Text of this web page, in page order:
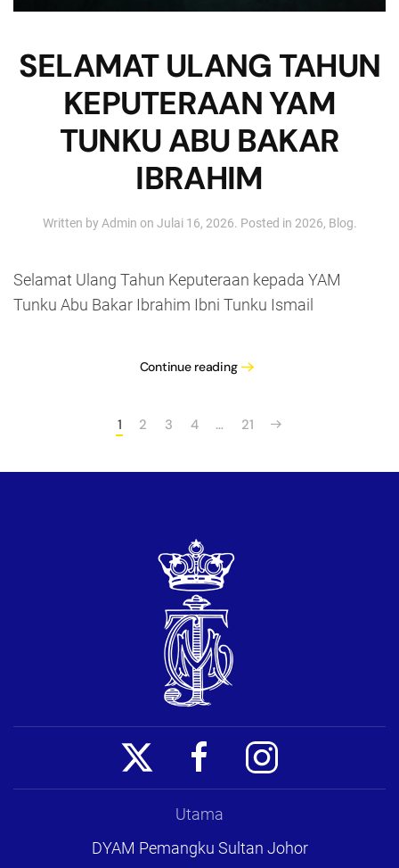
SELAMAT ULANG TAHUN
KEPUTERAAN YAM
TUNKU ABU BAKAR
IBRAHIM
Written by Admin on Julai 16, 2026. Posted in 2026, Blog.
Selamat Ulang Tahun Keputeraan kepada YAM
Tunku Abu Bakar Ibrahim Ibni Tunku Ismail
Continue reading
1 2 3 4 … 21
Utama
DYAM Pemangku Sultan Johor